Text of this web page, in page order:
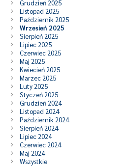
Grudzień 2025
Listopad 2025
Październik 2025
Wrzesień 2025
Sierpień 2025
Lipiec 2025
Czerwiec 2025
Maj 2025
Kwiecień 2025
Marzec 2025
Luty 2025
Styczeń 2025
Grudzień 2024
Listopad 2024
Październik 2024
Sierpień 2024
Lipiec 2024
Czerwiec 2024
Maj 2024
Wszystkie